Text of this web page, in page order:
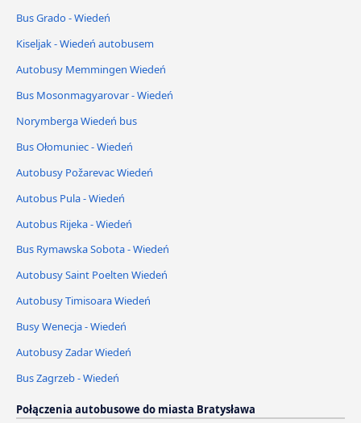
Bus Grado - Wiedeń
Kiseljak - Wiedeń autobusem
Autobusy Memmingen Wiedeń
Bus Mosonmagyarovar - Wiedeń
Norymberga Wiedeń bus
Bus Ołomuniec - Wiedeń
Autobusy Požarevac Wiedeń
Autobus Pula - Wiedeń
Autobus Rijeka - Wiedeń
Bus Rymawska Sobota - Wiedeń
Autobusy Saint Poelten Wiedeń
Autobusy Timisoara Wiedeń
Busy Wenecja - Wiedeń
Autobusy Zadar Wiedeń
Bus Zagrzeb - Wiedeń
Połączenia autobusowe do miasta Bratysława